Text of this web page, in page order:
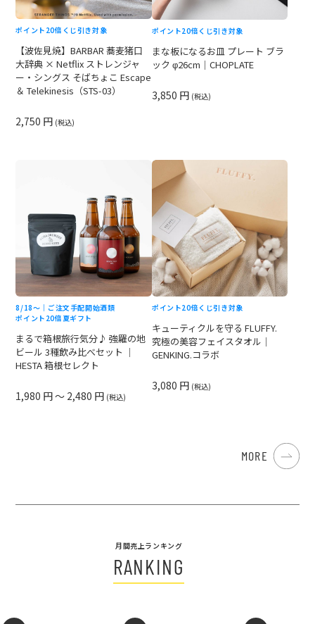
ポイント20倍 くじ引き対象
【波佐見焼】BARBAR 蕎麦猪口
大辞典 × Netflix ストレンジャ
ー・シングス そばちょこ Escape
＆ Telekinesis（STS-03）
2,750 円 (税込)
ポイント20倍 くじ引き対象
まな板になるお皿 プレート ブラ
ック φ26cm｜CHOPLATE
3,850 円 (税込)
8/18〜｜ご注文手配開始酒類
ポイント20倍 夏ギフト
まるで箱根旅行気分♪ 強羅の地
ビール 3種飲み比べセット ｜
HESTA 箱根セレクト
1,980 円 ～ 2,480 円 (税込)
ポイント20倍 くじ引き対象
キューティクルを守る FLUFFY.
究極の美容フェイスタオル｜
GENKING.コラボ
3,080 円 (税込)
MORE
月間売上ランキング
RANKING